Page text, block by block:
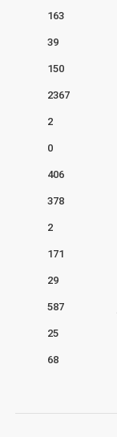
163
39
150
2367
2
0
406
378
2
171
29
587
25
68